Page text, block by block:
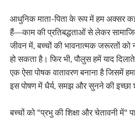
आधुनिक माता-पिता के रूप में हम अक्सर कई
हैं—काम की प्रतिबद्धताओं से लेकर
जीवन में, बच्चों की भावनात्मक जरूरतों
हो सकता है। फिर भी, पौलुस हमें याद
एक ऐसा पोषक वातावरण बनाना है जिसमें
इस पोषण में धैर्य, समझ और सुनने की इच्छा
बच्चों को "प्रभु की शिक्षा और चेतावनी में"